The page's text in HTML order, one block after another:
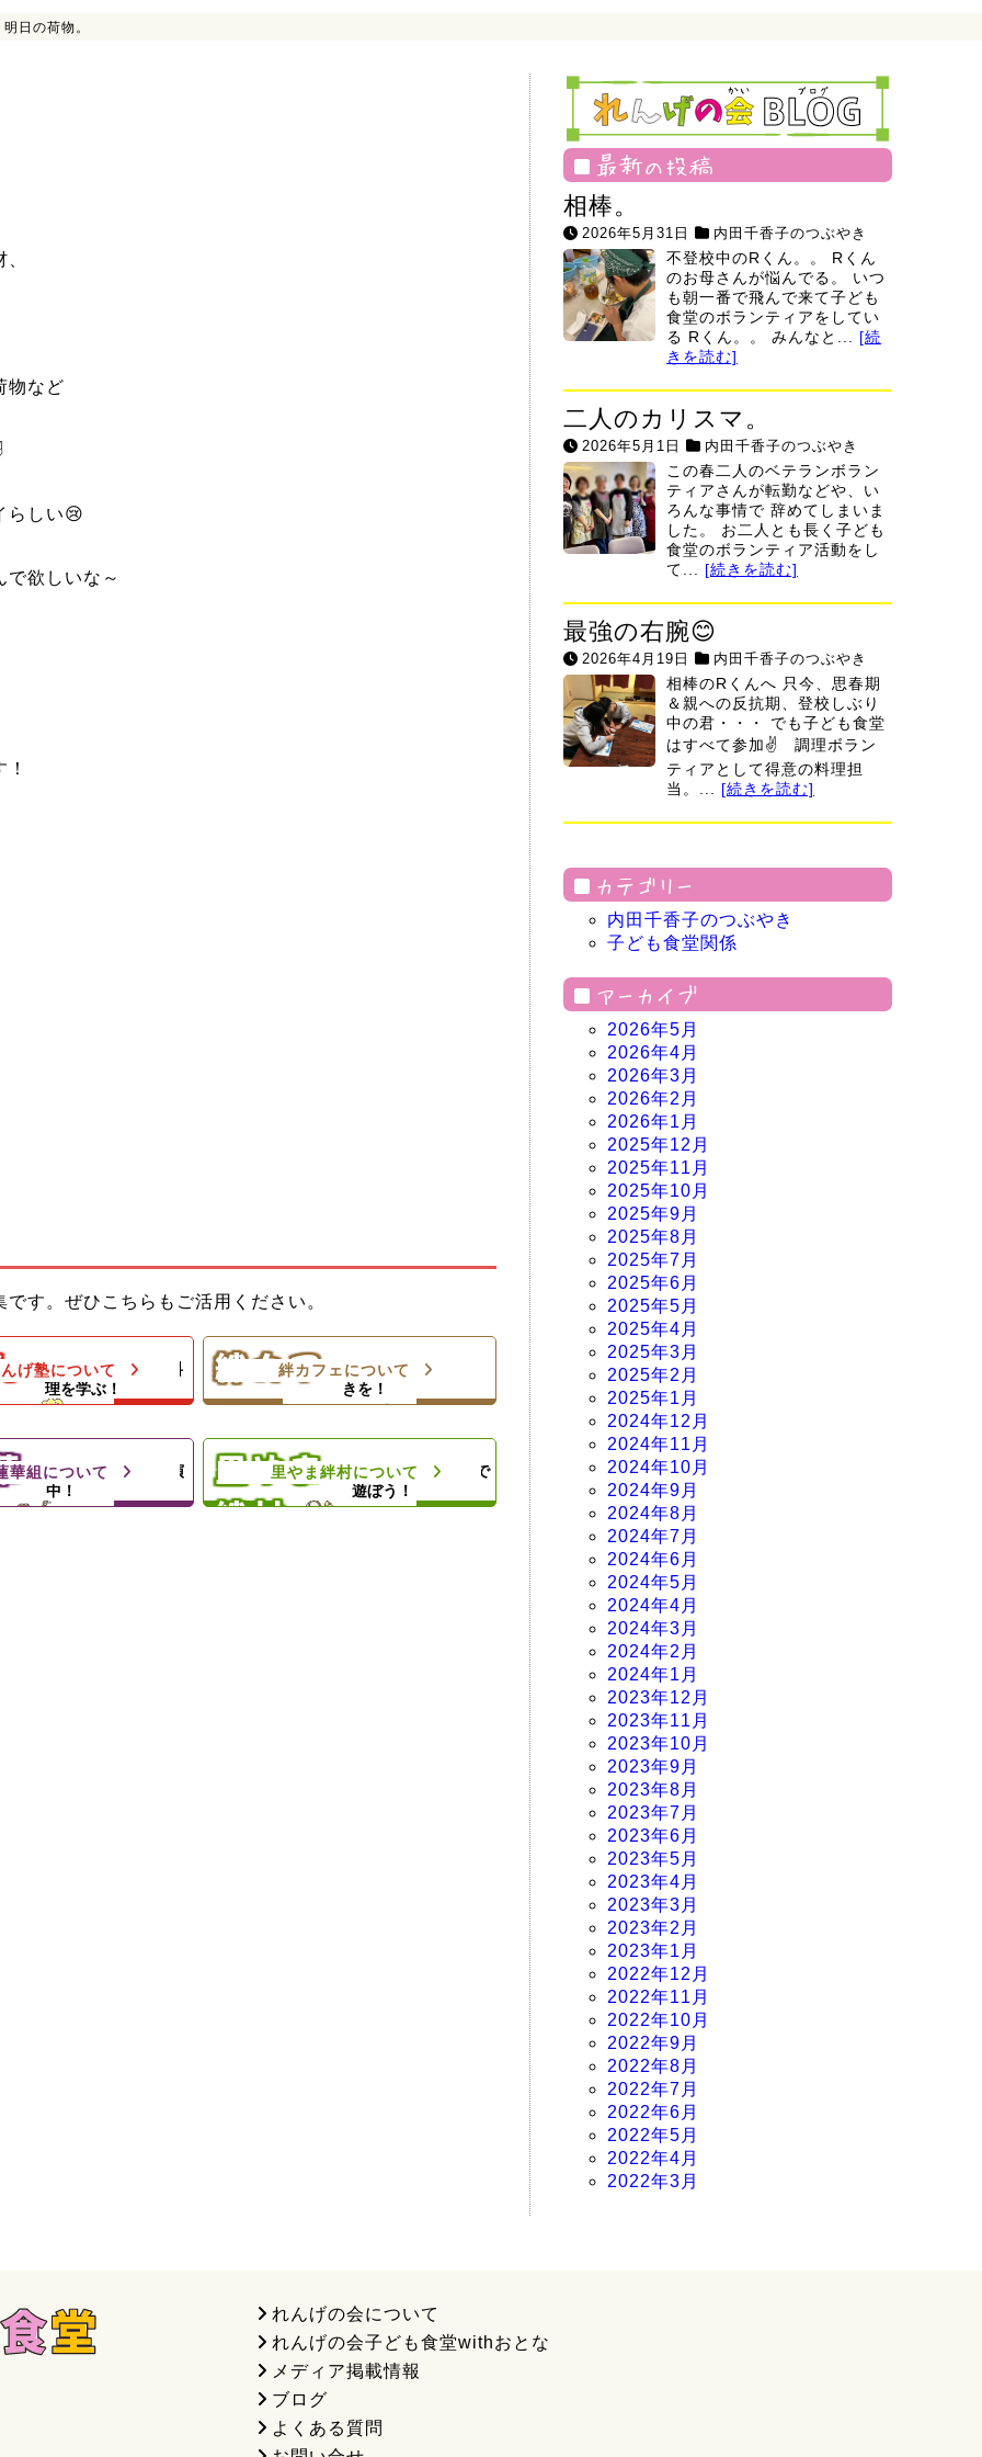
明日の荷物。
物など
らしい😢
欲しいな～
す。ぜひこちらもご活用ください。
料理の基本や家庭料
理を学ぶ！
室でお母さんのお手伝
げ塾について
絆カフ
ェ
楽しい親子のひとと
きを！
ひとり親家庭のお母さんと子どもの
当）＆食材配布！
絆カフェについて
地域のお祭りに出演
中！
プロの先生によるダン
！
華組について
里やま
絆村
思いきり太陽の下で
遊ぼう！
里やまの自然や農業体験、キャンプ
心の成長を支援します
里やま絆村について
最新の投稿
相棒。
2026年5月31日 内田千香子のつぶやき
不登校中のRくん。。 Rくん
のお母さんが悩んでる。 いつ
も朝一番で飛んで来て子ども
食堂のボランティアをしてい
る Rくん。。 みんなと... [続
きを読む]
二人のカリスマ。
2026年5月1日 内田千香子のつぶやき
この春二人のベテランボラン
ティアさんが転勤などや、い
ろんな事情で 辞めてしまいま
した。 お二人とも長く子ども
食堂のボランティア活動をし
て... [続きを読む]
最強の右腕😊
2026年4月19日 内田千香子のつぶやき
相棒のRくんへ 只今、思春期
＆親への反抗期、登校しぶり
中の君・・・ でも子ども食堂
はすべて参加✌ 調理ボラン
ティアとして得意の料理担
当。... [続きを読む]
カテゴリー
内田千香子のつぶやき
子ども食堂関係
アーカイブ
2026年5月
2026年4月
2026年3月
2026年2月
2026年1月
2025年12月
2025年11月
2025年10月
2025年9月
2025年8月
2025年7月
2025年6月
2025年5月
2025年4月
2025年3月
2025年2月
2025年1月
2024年12月
2024年11月
2024年10月
2024年9月
2024年8月
2024年7月
2024年6月
2024年5月
2024年4月
2024年3月
2024年2月
2024年1月
2023年12月
2023年11月
2023年10月
2023年9月
2023年8月
2023年7月
2023年6月
2023年5月
2023年4月
2023年3月
2023年2月
2023年1月
2022年12月
2022年11月
2022年10月
2022年9月
2022年8月
2022年7月
2022年6月
2022年5月
2022年4月
2022年3月
れんげの会について
れんげの会子ども食堂withおとな
メディア掲載情報
ブログ
よくある質問